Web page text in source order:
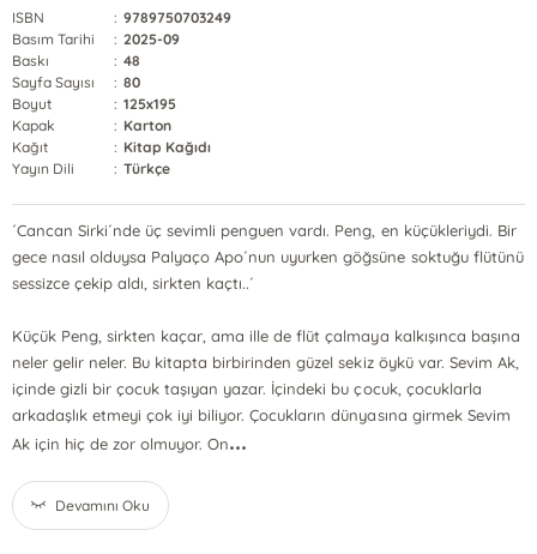
ISBN : 9789750703249
Basım Tarihi
: 2025-09
Baskı
: 48
Sayfa Sayısı
: 80
Boyut
: 125x195
Kapak
: Karton
Kağıt
: Kitap Kağıdı
Yayın Dili
: Türkçe
´Cancan Sirki´nde üç sevimli penguen vardı. Peng, en küçükleriydi. Bir
gece nasıl olduysa Palyaço Apo´nun uyurken göğsüne soktuğu flütünü
sessizce çekip aldı, sirkten kaçtı..´
Küçük Peng, sirkten kaçar, ama ille de flüt çalmaya kalkışınca başına
neler gelir neler. Bu kitapta birbirinden güzel sekiz öykü var. Sevim Ak,
içinde gizli bir çocuk taşıyan yazar. İçindeki bu çocuk, çocuklarla
arkadaşlık etmeyi çok iyi biliyor. Çocukların dünyasına girmek Sevim
Ak için hiç de zor olmuyor. On...
Devamını Oku